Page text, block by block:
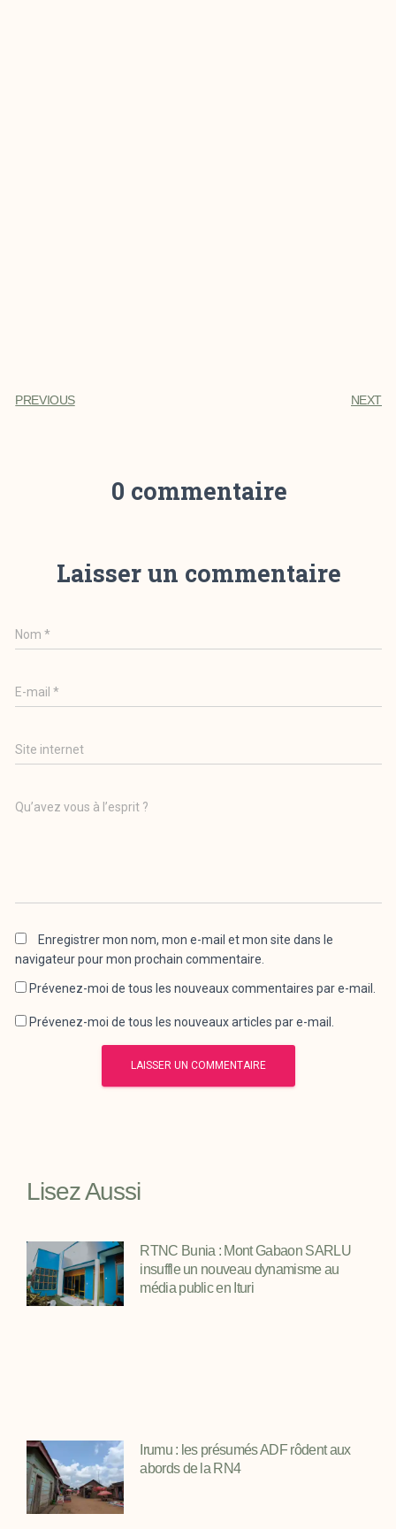
PREVIOUS NEXT
0 commentaire
Laisser un commentaire
Nom*
E-mail*
Site internet
Qu’avez vous à l’esprit ?
Enregistrer mon nom, mon e-mail et mon site dans le
navigateur pour mon prochain commentaire.
Prévenez-moi de tous les nouveaux commentaires par e-mail.
Prévenez-moi de tous les nouveaux articles par e-mail.
Lisez Aussi
RTNC Bunia : Mont Gabaon SARLU
insuffle un nouveau dynamisme au
média public en Ituri
Irumu : les présumés ADF rôdent aux
abords de la RN4